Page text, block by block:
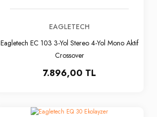
EAGLETECH
Eagletech EC 103 3-Yol Stereo 4-Yol Mono Aktif
Crossover
7.896,00 TL